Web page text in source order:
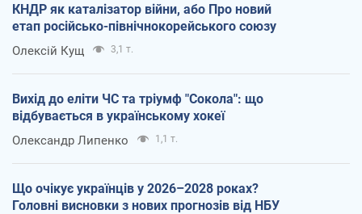
КНДР як каталізатор війни, або Про новий
етап російсько-північнокорейського союзу
Олексій Кущ 3,1 т.
Вихід до еліти ЧС та тріумф "Сокола": що
відбувається в українському хокеї
Олександр Липенко 1,1 т.
Що очікує українців у 2026–2028 роках?
Головні висновки з нових прогнозів від НБУ